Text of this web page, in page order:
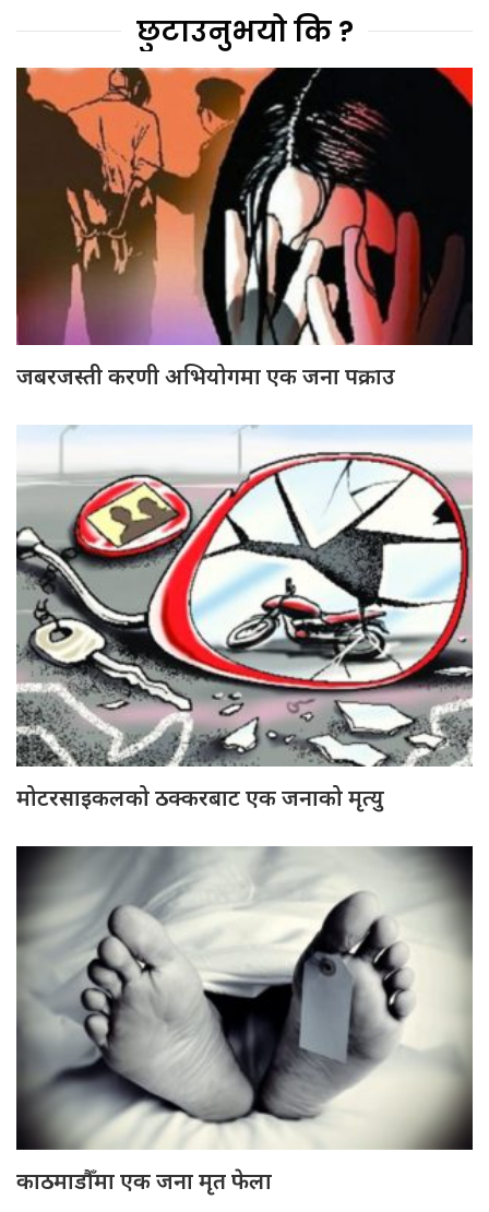
छुटाउनुभयो कि ?
जबरजस्ती करणी अभियोगमा एक जना पक्राउ
मोटरसाइकलको ठक्करबाट एक जनाको मृत्यु
काठमाडौँमा एक जना मृत फेला